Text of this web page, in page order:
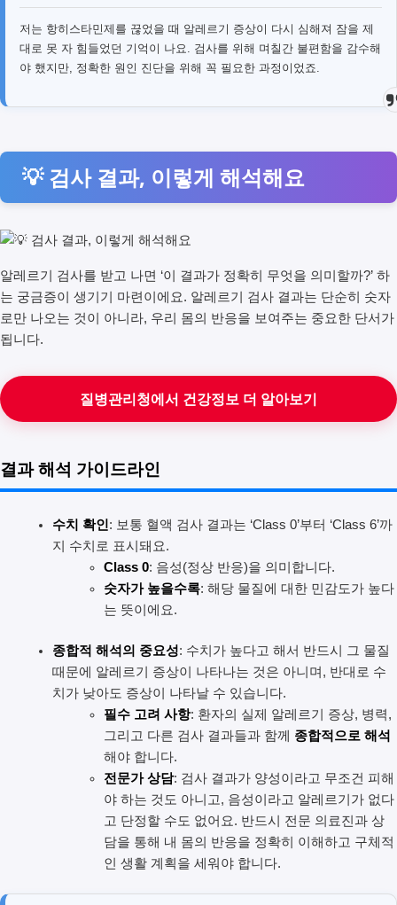
저는 항히스타민제를 끊었을 때 알레르기 증상이 다시 심해져 잠을 제
대로 못 자 힘들었던 기억이 나요. 검사를 위해 며칠간 불편함을 감수해
야 했지만, 정확한 원인 진단을 위해 꼭 필요한 과정이었죠.
💡 검사 결과, 이렇게 해석해요
알레르기 검사를 받고 나면 ‘이 결과가 정확히 무엇을 의미할까?’ 하
는 궁금증이 생기기 마련이에요. 알레르기 검사 결과는 단순히 숫자
로만 나오는 것이 아니라, 우리 몸의 반응을 보여주는 중요한 단서가
됩니다.
질병관리청에서 건강정보 더 알아보기
결과 해석 가이드라인
수치 확인: 보통 혈액 검사 결과는 ‘Class 0’부터 ‘Class 6’까
지 수치로 표시돼요.
Class 0: 음성(정상 반응)을 의미합니다.
숫자가 높을수록: 해당 물질에 대한 민감도가 높다
는 뜻이에요.
종합적 해석의 중요성: 수치가 높다고 해서 반드시 그 물질
때문에 알레르기 증상이 나타나는 것은 아니며, 반대로 수
치가 낮아도 증상이 나타날 수 있습니다.
필수 고려 사항: 환자의 실제 알레르기 증상, 병력,
그리고 다른 검사 결과들과 함께 종합적으로 해석
해야 합니다.
전문가 상담: 검사 결과가 양성이라고 무조건 피해
야 하는 것도 아니고, 음성이라고 알레르기가 없다
고 단정할 수도 없어요. 반드시 전문 의료진과 상
담을 통해 내 몸의 반응을 정확히 이해하고 구체적
인 생활 계획을 세워야 합니다.